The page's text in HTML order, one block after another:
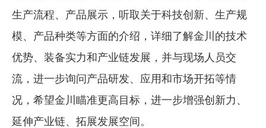
企业文化
《资源再生》杂志
行情报价
生产流程、产品展示，听取关于科技创新、生产规
模、产品种类等方面的介绍，详细了解金川的技术
优势、装备实力和产业链发展，并与现场人员交
流，进一步询问产品研发、应用和市场开拓等情
况，希望金川瞄准更高目标，进一步增强创新力、
延伸产业链、拓展发展空间。